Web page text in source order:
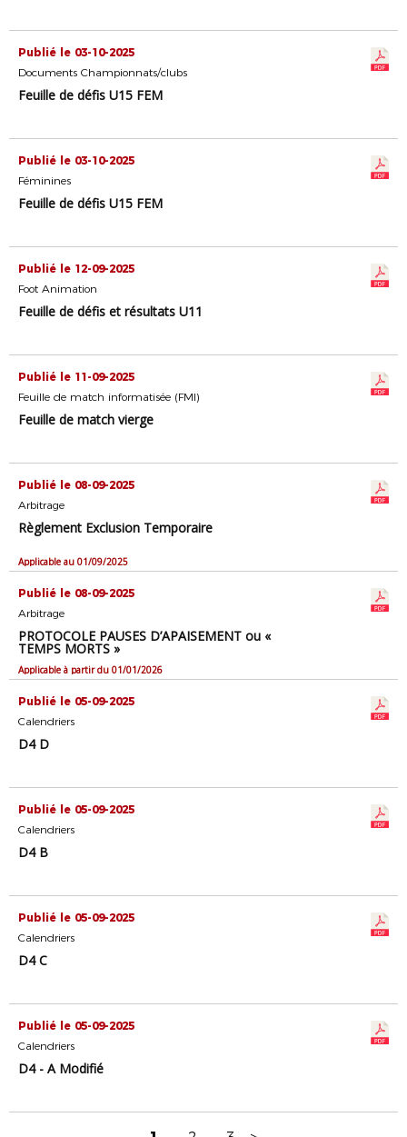
Publié le 03-10-2025
Documents Championnats/clubs
Feuille de défis U15 FEM
Publié le 03-10-2025
Féminines
Feuille de défis U15 FEM
Publié le 12-09-2025
Foot Animation
Feuille de défis et résultats U11
Publié le 11-09-2025
Feuille de match informatisée (FMI)
Feuille de match vierge
Publié le 08-09-2025
Arbitrage
Règlement Exclusion Temporaire
Applicable au 01/09/2025
Publié le 08-09-2025
Arbitrage
PROTOCOLE PAUSES D’APAISEMENT ou «
TEMPS MORTS »
Applicable à partir du 01/01/2026
Publié le 05-09-2025
Calendriers
D4 D
Publié le 05-09-2025
Calendriers
D4 B
Publié le 05-09-2025
Calendriers
D4 C
Publié le 05-09-2025
Calendriers
D4 - A Modifié